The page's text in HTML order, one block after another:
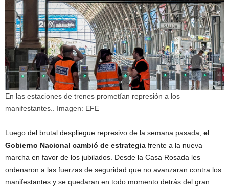
En las estaciones de trenes prometían represión a los
manifestantes.. Imagen: EFE
Luego del brutal despliegue represivo de la semana pasada, el
Gobierno Nacional cambió de estrategia frente a la nueva
marcha en favor de los jubilados. Desde la Casa Rosada les
ordenaron a las fuerzas de seguridad que no avanzaran contra los
manifestantes y se quedaran en todo momento detrás del gran